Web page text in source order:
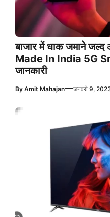
बाजार में धाक जमाने
Made In India 5G
जानकारी
By Amit Mahajan—जनवरी 9,